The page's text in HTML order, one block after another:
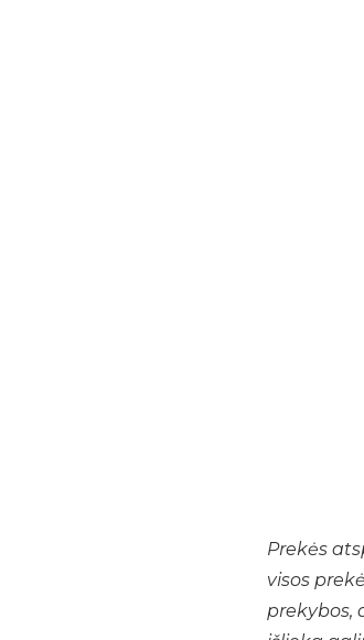
Prekės
visos
prekybos,